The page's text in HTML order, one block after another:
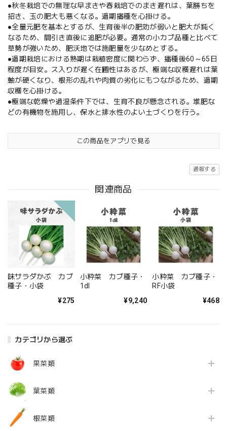
カテゴリから選ぶ
果菜類
葉菜類
根菜類
●秋冬栽培での無理な早まきや春栽培でのまき遅れは、葉勝ちを
招き、玉の肥大も悪くなる。適期播種を心掛ける。
●全量元肥を基本とするが、生育後半の肥効が弱いと肥大が鈍く
なるため、間引き直後に追肥が必要。通常の小カブ品種と比べて
草勢が強いため、肥沃地では施肥量を少なめとする。
●適期栽培における熟期は栽植密度に関わらず、播種後60～65日
程度が目安。ス入りが遅く在圃性はあるが、極端な収穫遅れは葉
軸が硬くなり、根形の乱れや肉質の劣化にもつながるため、適期
収穫を心掛ける。
●極端な乾燥や過湿条件下では、生育不良が懸念される。堆肥な
どの有機物を施用し、保水と排水性のよい土づくりを行う。
この商品をアプリで見る
通報する
関連商品
味サラダかぶ カブ
種子・小袋
¥275
小粋菜 カブ種子・
1dl
¥9,240
小粋菜 カブ種子・
RF小袋
¥468